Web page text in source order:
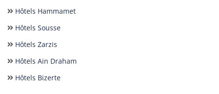
Hôtels Hammamet
Hôtels Sousse
Hôtels Zarzis
Hôtels Ain Draham
Hôtels Bizerte